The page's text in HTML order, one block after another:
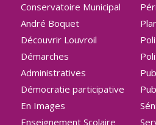
Conservatoire Municipal
André Boquet
Découvrir Louvroil
Démarches
Administratives
Démocratie participative
En Images
Enseignement Scolaire